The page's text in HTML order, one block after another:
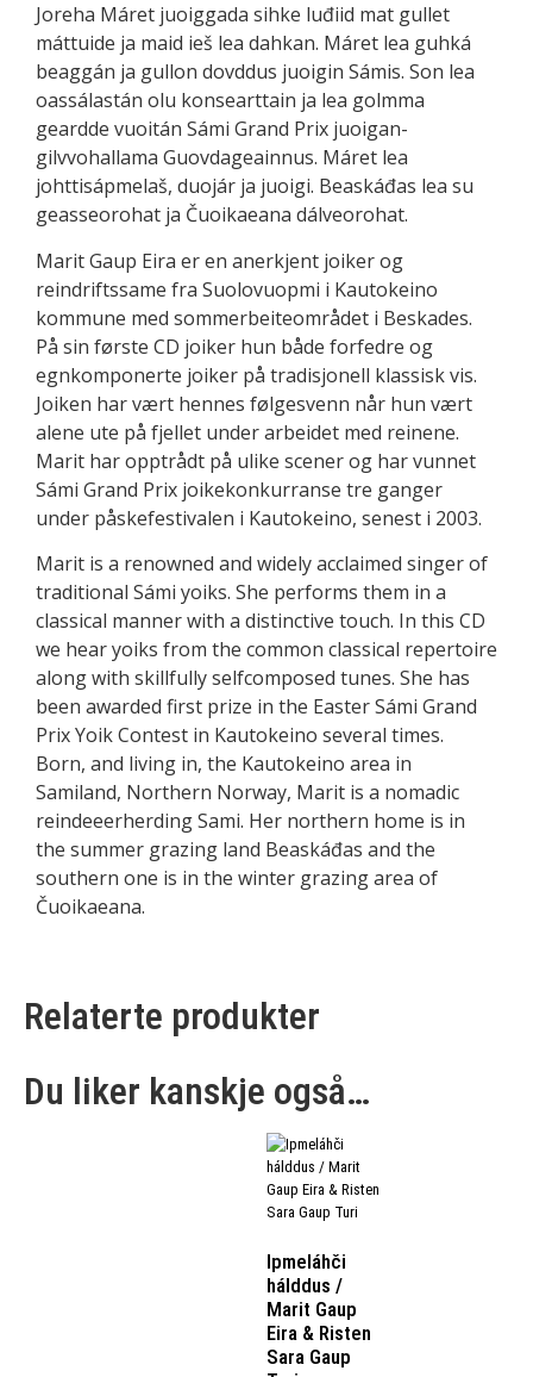
Joreha Máret juoiggada sihke luđiid mat gullet
máttuide ja maid ieš lea dahkan. Máret lea guhká
beaggán ja gullon dovddus juoigin Sámis. Son lea
oassálastán olu konsearttain ja lea golmma
geardde vuoitán Sámi Grand Prix juoigan­
gilvvohallama Guovdageainnus. Máret lea
johttisápmelaš, duojár ja juoigi. Beaskáđas lea su
geasseorohat ja Čuoikaeana dálveorohat.
Marit Gaup Eira er en anerkjent joiker og
reindriftssame fra Suolovuopmi i Kautokeino
kommune med sommerbeite­området i Beskades.
På sin første CD joiker hun både forfedre og
egnkomponerte joiker på tradisjonell klassisk vis.
Joiken har vært hennes følgesvenn når hun vært
alene ute på fjellet under arbeidet med reinene.
Marit har opptrådt på ulike scener og har vunnet
Sámi Grand Prix joikekonkurranse tre ganger
under påskefestivalen i Kautokeino, senest i 2003.
Marit is a renowned and widely acclaimed singer of
traditional Sámi yoiks. She performs them in a
classical manner with a distinctive touch. In this CD
we hear yoiks from the common classical repertoire
along with skillfully selfcomposed tunes. She has
been awarded first prize in the Easter Sámi Grand
Prix Yoik Contest in Kautokeino several times.
Born, and living in, the Kautokeino area in
Samiland, Northern Norway, Marit is a nomadic
reindeeerherding Sami. Her northern home is in
the summer grazing land Beaskáđas and the
southern one is in the winter grazing area of
Čuoikaeana.
Relaterte produkter
Du liker kanskje også…
Ipmeláhči
hálddus /
Marit Gaup
Eira & Risten
Sara Gaup